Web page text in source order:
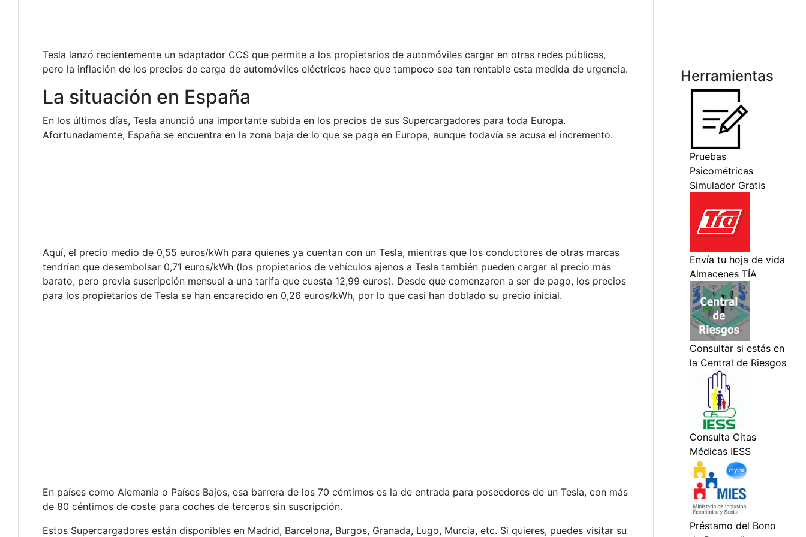
Tesla lanzó recientemente un adaptador CCS que permite a los propietarios de automóviles cargar en otras redes públicas,
pero la inflación de los precios de carga de automóviles eléctricos hace que tampoco sea tan rentable esta medida de urgencia.
La situación en España
En los últimos días, Tesla anunció una importante subida en los precios de sus Supercargadores para toda Europa.
Afortunadamente, España se encuentra en la zona baja de lo que se paga en Europa, aunque todavía se acusa el incremento.
Aquí, el precio medio de 0,55 euros/kWh para quienes ya cuentan con un Tesla, mientras que los conductores de otras marcas
tendrían que desembolsar 0,71 euros/kWh (los propietarios de vehículos ajenos a Tesla también pueden cargar al precio más
barato, pero previa suscripción mensual a una tarifa que cuesta 12,99 euros). Desde que comenzaron a ser de pago, los precios
para los propietarios de Tesla se han encarecido en 0,26 euros/kWh, por lo que casi han doblado su precio inicial.
En países como Alemania o Países Bajos, esa barrera de los 70 céntimos es la de entrada para poseedores de un Tesla, con más
de 80 céntimos de coste para coches de terceros sin suscripción.
Estos Supercargadores están disponibles en Madrid, Barcelona, Burgos, Granada, Lugo, Murcia, etc. Si quieres, puedes visitar su
Herramientas